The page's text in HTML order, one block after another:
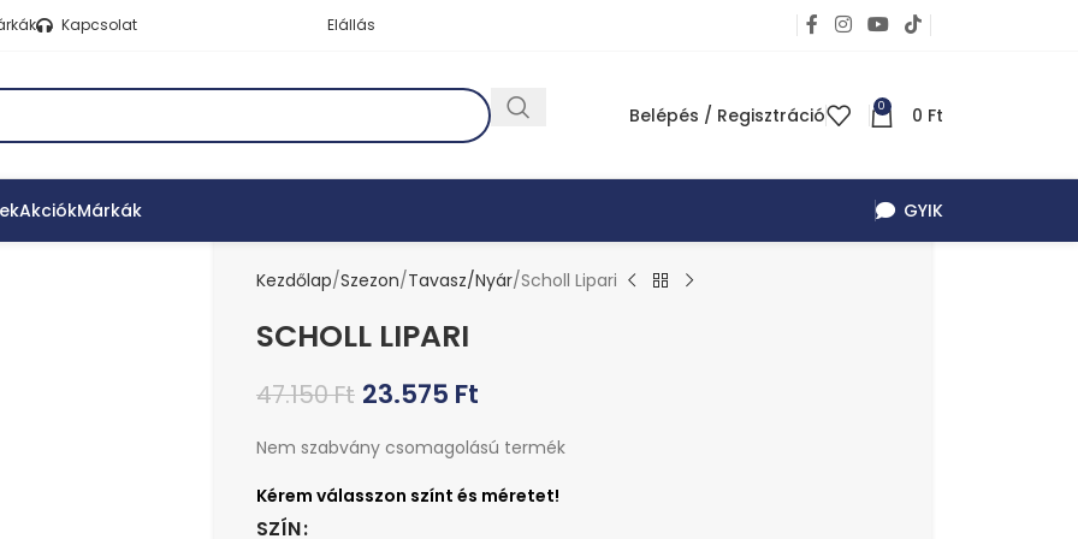
Kapcsolat Elállás
Belépés / Regisztráció 0 0 Ft
AkciókMárkák GYIK
Kezdőlap Szezon Tavasz/Nyár Scholl Lipari
SCHOLL LIPARI
47.150Ft 23.575 Ft
Nem szabvány csomagolású termék
SZÍN